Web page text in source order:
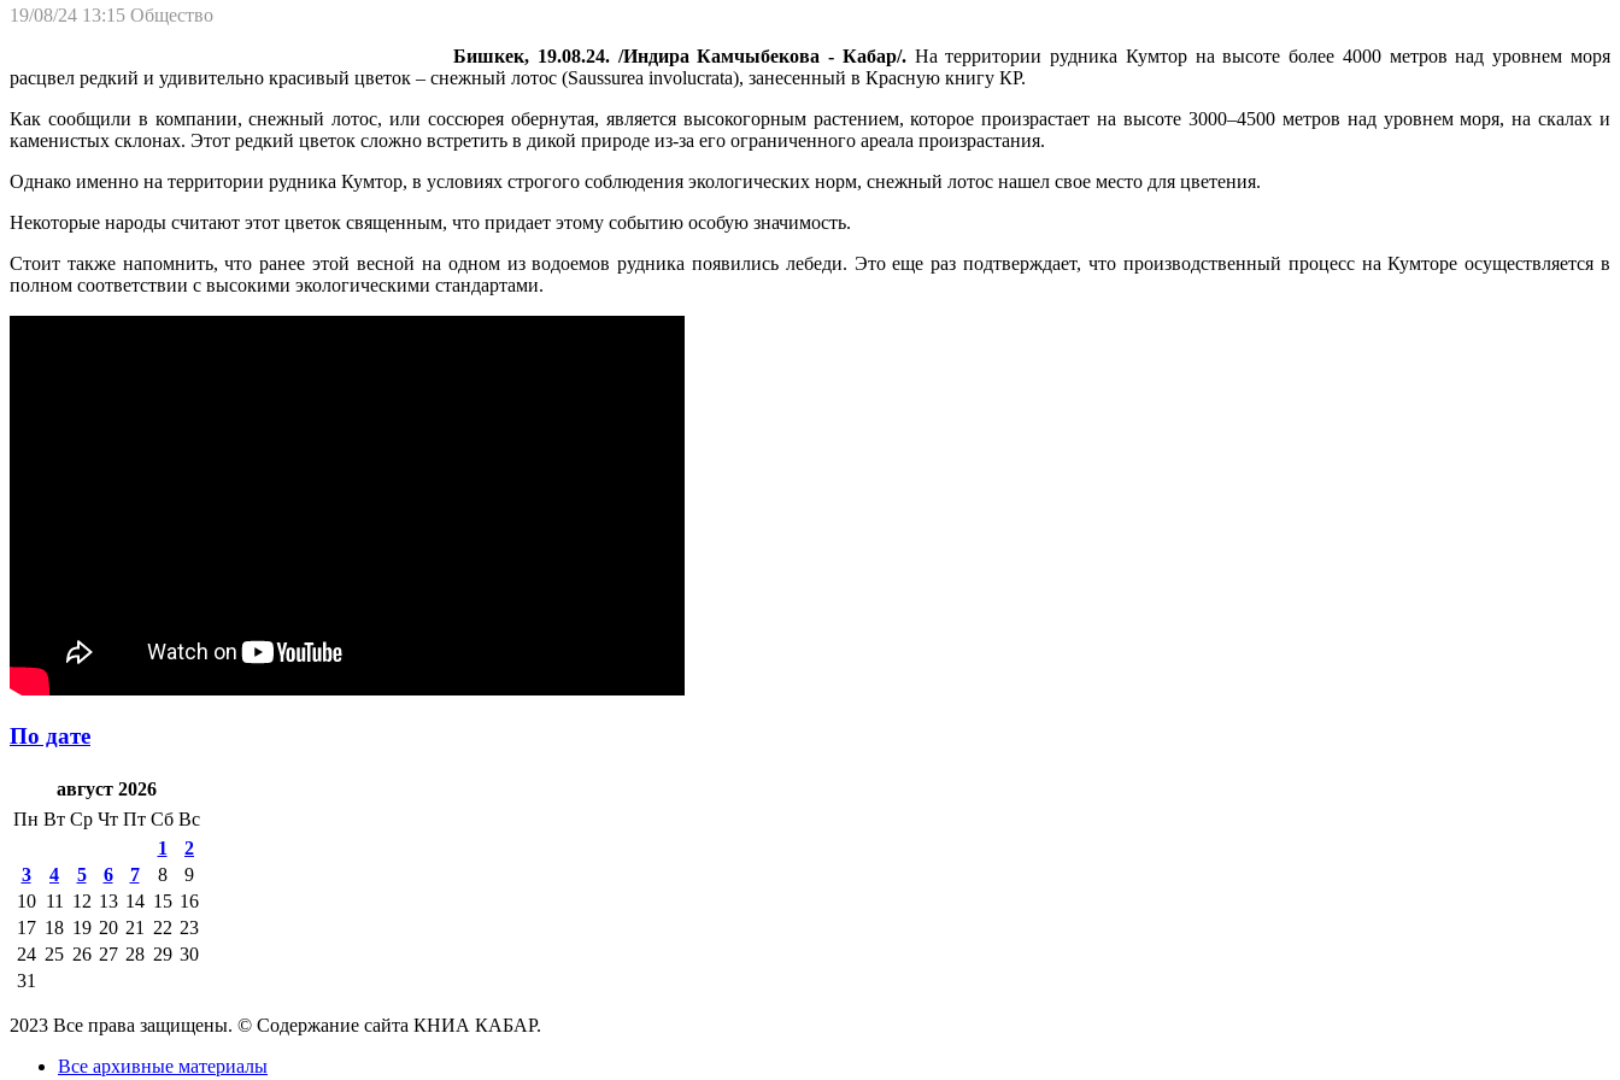
19/08/24 13:15 Общество
Бишкек, 19.08.24. /Индира Камчыбекова - Кабар/.На территории рудника Кумтор на высоте более 4000 метров над уровнем моря
расцвел редкий и удивительно красивый цветок – снежный лотос (Saussurea involucrata), занесенный в Красную книгу КР.
Как сообщили в компании, снежный лотос, или соссюрея обернутая, является высокогорным растением, которое произрастает на высоте 3000–4500 метров над уровнем моря, на скалах и
каменистых склонах. Этот редкий цветок сложно встретить в дикой природе из-за его ограниченного ареала произрастания.
Однако именно на территории рудника Кумтор, в условиях строгого соблюдения экологических норм, снежный лотос нашел свое место для цветения.
Некоторые народы считают этот цветок священным, что придает этому событию особую значимость.
Стоит также напомнить, что ранее этой весной на одном из водоемов рудника появились лебеди. Это еще раз подтверждает, что производственный процесс на Кумторе осуществляется в
полном соответствии с высокими экологическими стандартами.
По дате
август 2026
Пн Вт Ср Чт Пт Сб Вс
1
2
3
4 5 6 7 8
9
10 11 12 13 14 15 16
17 18 19 20 21 22 23
24 25 26 27 28 29 30
31
2023 Все права защищены. © Содержание сайта КНИА КАБАР.
Все архивные материалы